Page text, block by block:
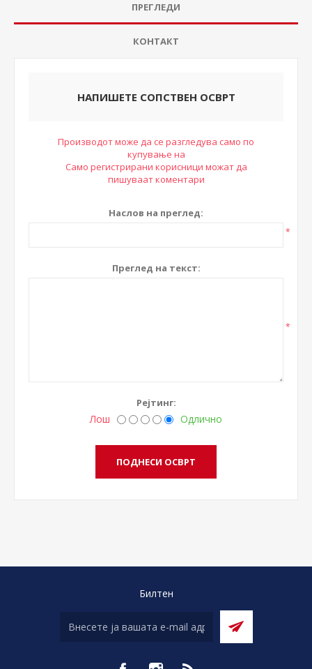
ПРЕГЛЕДИ
КОНТАКТ
НАПИШЕТЕ СОПСТВЕН ОСВРТ
Производот може да се разгледува само по
купување на
Само регистрирани корисници можат да
пишуваат коментари
Наслов на преглед:
*
Преглед на текст:
*
Рејтинг:
Лош Одлично
Билтен